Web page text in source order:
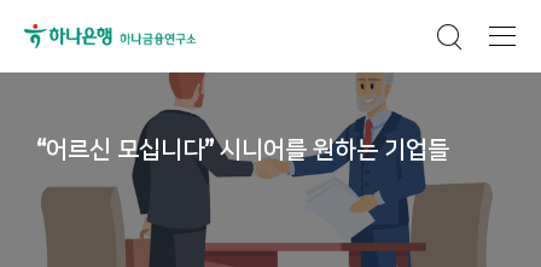
“어르신 모십니다” 시니어를 원하는 기업들